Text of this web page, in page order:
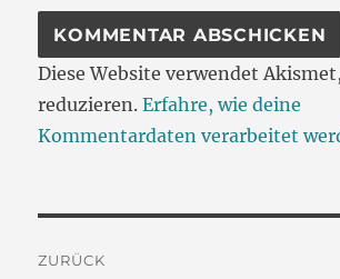
Diese Website verwendet
reduzieren.Erfahre, wie deine
Kommentardaten verarbeitet
ZURÜCK